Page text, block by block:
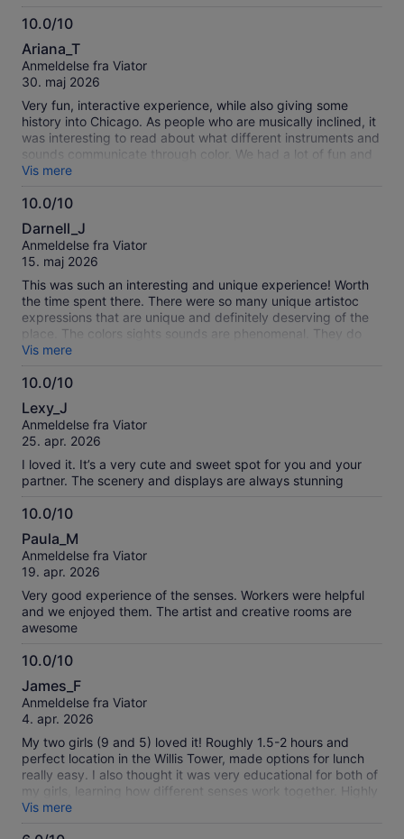
10.0/10
10.0
ud
af
Ariana_T
Anmeldelse fra Viator
30. maj 2026
Very fun, interactive experience, while also giving some
history into Chicago. As people who are musically inclined, it
was interesting to read about what different instruments and
sounds communicate through color. We had a lot of fun and
will do it again!
Vis mere
10.0/10
10.0
ud
af
Darnell_J
Anmeldelse fra Viator
15. maj 2026
This was such an interesting and unique experience! Worth
the time spent there. There were so many unique artistoc
expressions that are unique and definitely deserving of the
place. The colors sights sounds are phenomenal. They do
cater to persons sensitive to over stimulation as well it is
such a well desighned and curated experience with heaps of
fun woven in. Definitely worth it!
Vis mere
10.0/10
10.0
ud
af
Lexy_J
Anmeldelse fra Viator
25. apr. 2026
I loved it. It’s a very cute and sweet spot for you and your
partner. The scenery and displays are always stunning
10.0/10
10.0
ud
af
Paula_M
Anmeldelse fra Viator
19. apr. 2026
Very good experience of the senses. Workers were helpful
and we enjoyed them. The artist and creative rooms are
awesome
10.0/10
10.0
ud
af
James_F
Anmeldelse fra Viator
4. apr. 2026
My two girls (9 and 5) loved it! Roughly 1.5-2 hours and
perfect location in the Willis Tower, made options for lunch
really easy. I also thought it was very educational for both of
my girls, learning how different senses work together. Highly
recommend!
Vis mere